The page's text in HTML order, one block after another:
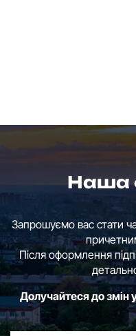
Наша
Запрошуємо вас стати
Після оформлення
Долучайтеся до змін